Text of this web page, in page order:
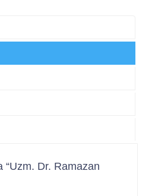
“Uzm. Dr. Ramazan